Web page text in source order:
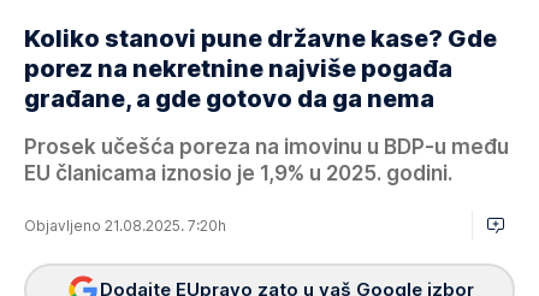
Koliko stanovi pune državne kase? Gde
porez na nekretnine najviše pogađa
građane, a gde gotovo da ga nema
Prosek učešća poreza na imovinu u BDP-u među
EU članicama iznosio je 1,9% u 2025. godini.
Objavljeno 21.08.2025. 7:20h
Dodajte EUpravo zato u vaš Google izbor